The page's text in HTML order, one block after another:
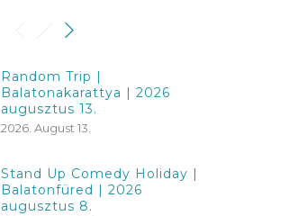
Random Trip |
Balatonakarattya | 2026
augusztus 13.
2026. August 13.
Stand Up Comedy Holiday |
Balatonfüred | 2026
augusztus 8.